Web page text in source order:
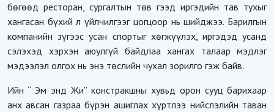
бөгөөд ресторан, сургалтын төв гээд иргэдийн тав тухыг
хангасан бүхий л үйлчилгээг цогцоор нь шийджээ. Барилгын
компанийн зүгээс усан спортыг хөгжүүлэх, иргэдэд усанд
сэлэхэд хэрхэн аюулгүй байдлаа хангах талаар мэдлэг
мэдээлэл олгох нь энэ төслийн чухал зорилго гэж байв.
Ийн “ Эм энд Жи” констракшны хувьд орон сууц барихаар
анх авсан газраа бүрэн ашиглах хүртлээ нийслэлийн таван